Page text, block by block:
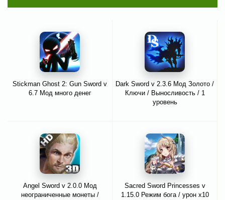
Stickman Ghost 2: Gun Sword v
6.7 Мод много денег
Dark Sword v 2.3.6 Мод Золото /
Ключи / Выносливость / 1
уровень
Angel Sword v 2.0.0 Мод
неограниченные монеты /
Sacred Sword Princesses v
1.15.0 Режим бога / урон x10